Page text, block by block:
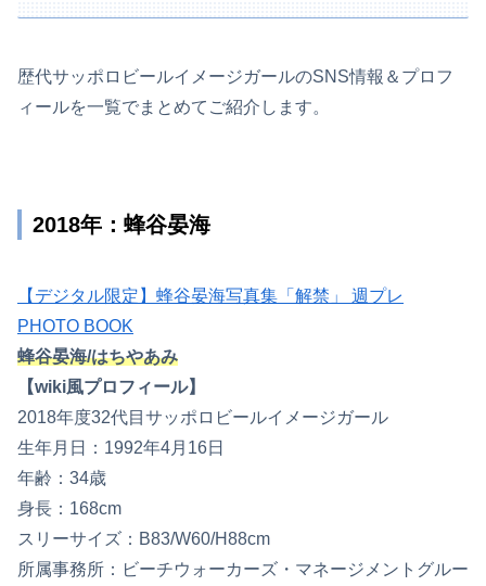
歴代サッポロビールイメージガールのSNS情報＆プロフ
ィールを一覧でまとめてご紹介します。
2018年：蜂谷晏海
【デジタル限定】蜂谷晏海写真集「解禁」 週プレ
PHOTO BOOK
蜂谷晏海/はちやあみ
【wiki風プロフィール】
2018年度32代目サッポロビールイメージガール
生年月日：1992年4月16日
年齢：34歳
身長：168cm
スリーサイズ：B83/W60/H88cm
所属事務所：ビーチウォーカーズ・マネージメントグルー